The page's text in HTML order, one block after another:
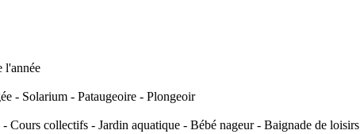
l'année
- Solarium - Pataugeoire - Plongeoir
collectifs - Jardin aquatique - Bébé nageur - Baignade de loisirs